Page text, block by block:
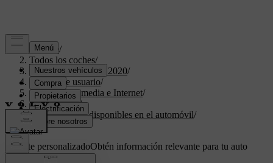
Soporte/
Todos los coches/
XC40 Twin Engine 2020/
Manual de usuario/
Sonido, multimedia e Internet/
Aplicaciones/
Aplicaciones disponibles en el automóvil/
Soporte personalizadoObtén información relevante para tu auto
específico.